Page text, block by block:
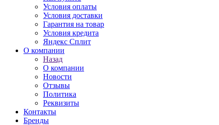
Условия оплаты
Условия доставки
Гарантия на товар
Условия кредита
Яндекс Сплит
О компании
Назад
О компании
Новости
Отзывы
Политика
Реквизиты
Контакты
Бренды